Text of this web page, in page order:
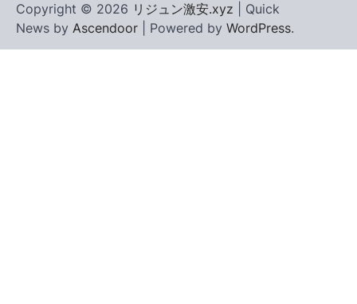
Copyright © 2026 リジュン激安.xyz | Quick
News by Ascendoor | Powered by WordPress.